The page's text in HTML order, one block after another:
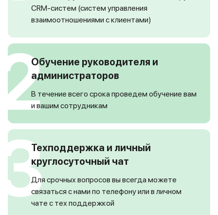
CRM-систем (систем управления
взаимоотношениями с клиентами)
Обучение руководителя и
администраторов
В течение всего срока проведем обучение вам
и вашим сотрудникам
Техподдержка и личный
круглосуточный чат
Для срочных вопросов вы всегда можете
связаться с нами по телефону или в личном
чате с тех поддержкой